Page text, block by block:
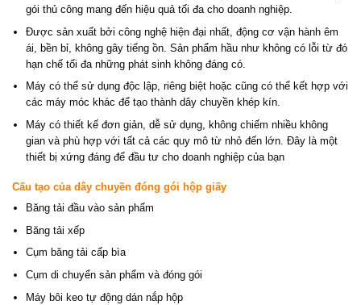
gói thủ công mang đến hiệu quả tối đa cho doanh nghiệp.
Được sản xuất bởi công nghệ hiện đại nhất, động cơ vận hành êm
ái, bền bỉ, không gây tiếng ồn. Sản phẩm hầu như không có lỗi từ đó
hạn chế tối đa những phát sinh không đáng có.
Máy có thể sử dụng độc lập, riêng biệt hoặc cũng có thể kết hợp với
các máy móc khác để tạo thành dây chuyền khép kín.
Máy có thiết kế đơn giản, dễ sử dụng, không chiếm nhiều không
gian và phù hợp với tất cả các quy mô từ nhỏ đến lớn. Đây là một
thiết bị xứng đáng để đầu tư cho doanh nghiệp của bạn
Cấu tạo của dây chuyền đóng gói hộp giấy
Băng tải đầu vào sản phẩm
Băng tải xếp
Cụm băng tải cấp bìa
Cụm di chuyển sản phẩm và đóng gói
Máy bôi keo tự động dán nắp hộp